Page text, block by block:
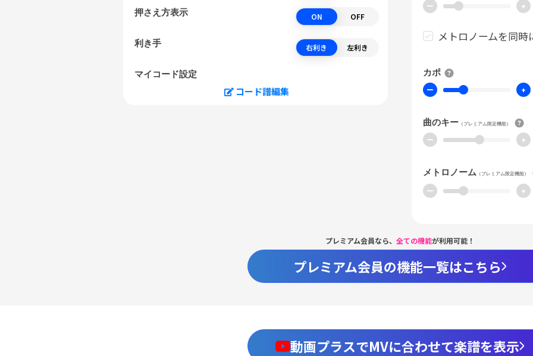
押さえ方表示 ON OFF
利き手 右利き 左利き
マイコード設定
コード譜編集
ー +
メトロノームを同時
カポ
ー +
曲のキー （プレミアム限定機能）
ー +
メトロノーム （プレミアム限定機能）
ー +
プレミアム会員なら、 全ての機能が利用可能！
プレミアム会員の機能一覧はこちら
動画プラスでMVに合わせて楽譜を表示